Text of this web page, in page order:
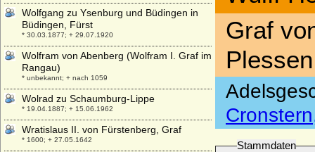
Graf
Stammdaten
Wolfgang zu Ysenburg und Büdingen in
Büdingen, Fürst
* 30.03.1877; + 29.07.1920
Wolfram von Abenberg (Wolfram I. Graf im
Rangau)
* unbekannt; + nach 1059
Wolrad zu Schaumburg-Lippe
* 19.04.1887; + 15.06.1962
Wratislaus II. von Fürstenberg, Graf
* 1600; + 27.05.1642